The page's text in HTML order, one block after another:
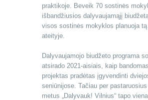
praktikoje. Beveik 70 sostinės
išbandžiusios dalyvaujamąjį
visos sostinės mokyklos planuoja tą
ateityje.
Dalyvaujamojo biudžeto programa
atsirado 2021-aisiais, kaip
projektas pradėtas įgyvendinti
seniūnijose. Tačiau per
metus „Dalyvauk! Vilnius“ tapo viena